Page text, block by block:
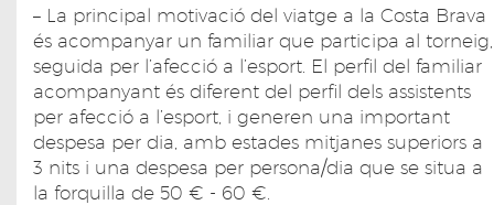
– La principal motivació del viatge a la Costa Brava
és acompanyar un familiar que participa al torneig,
seguida per l’afecció a l’esport. El perfil del familiar
acompanyant és diferent del perfil dels assistents
per afecció a l’esport, i generen una important
despesa per dia, amb estades mitjanes superiors a
3 nits i una despesa per persona/dia que se situa a
la forquilla de 50 € - 60 €.